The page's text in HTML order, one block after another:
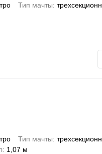
Тип мачты
Тип мачты
1,07 м